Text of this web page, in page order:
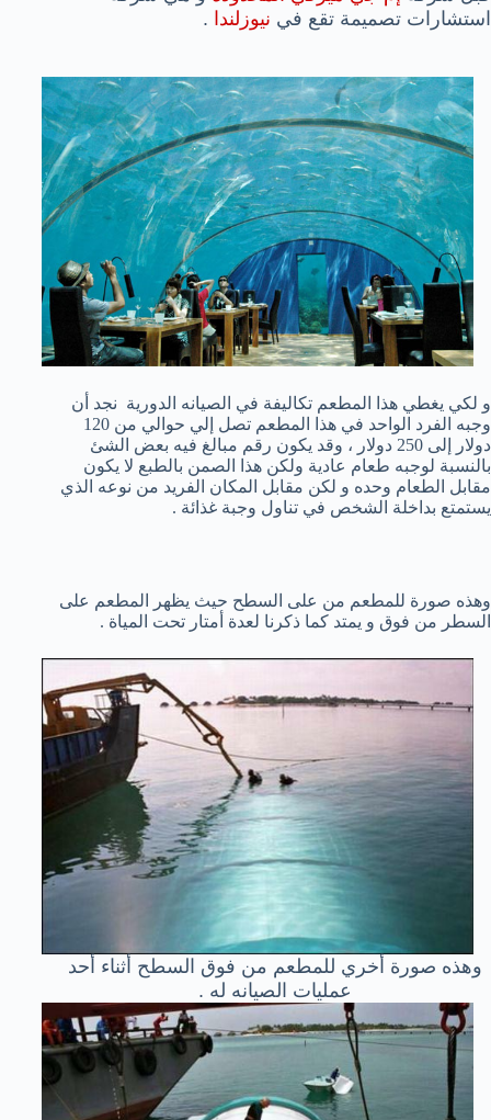
استشارات تصميمة تقع في نيوزلندا .
و لكي يغطي هذا المطعم تكاليفة في الصيانه الدورية نجد أن
وجبه الفرد الواحد في هذا المطعم تصل إلي حوالي من 120
دولار إلى 250 دولار ، وقد يكون رقم مبالغ فيه بعض الشئ
بالنسبة لوجبه طعام عادية ولكن هذا الصمن بالطبع لا يكون
مقابل الطعام وحده و لكن مقابل المكان الفريد من نوعه الذي
يستمتع بداخلة الشخص في تناول وجبة غذائة .
وهذه صورة للمطعم من على السطح حيث يظهر المطعم على
السطر من فوق و يمتد كما ذكرنا لعدة أمتار تحت المياة .
وهذه صورة أخري للمطعم من فوق السطح أثناء أحد
عمليات الصيانه له .